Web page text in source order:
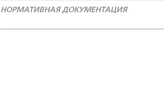
НОРМАТИВНАЯ ДОКУМЕНТАЦИЯ